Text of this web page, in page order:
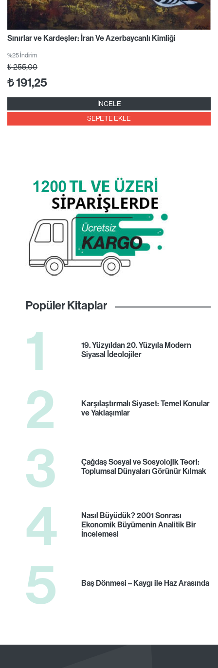
Sınırlar ve Kardeşler: İran Ve Azerbaycanlı Kimliği
%25 İndirim
₺255,00
₺191,25
İNCELE
SEPETE EKLE
Popüler Kitaplar
1
19. Yüzyıldan 20. Yüzyıla Modern
Siyasal İdeolojiler
2
Karşılaştırmalı Siyaset: Temel Konular
ve Yaklaşımlar
3
Çağdaş Sosyal ve Sosyolojik Teori:
Toplumsal Dünyaları Görünür Kılmak
4
Nasıl Büyüdük? 2001 Sonrası
Ekonomik Büyümenin Analitik Bir
İncelemesi
5 Baş Dönmesi – Kaygı ile Haz Arasında